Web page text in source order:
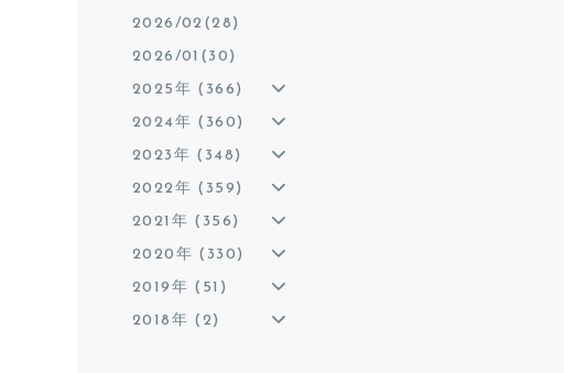
2026/02(28)
2026/01(30)
2025年 (366)
2024年 (360)
2023年 (348)
2022年 (359)
2021年 (356)
2020年 (330)
2019年 (51)
2018年 (2)